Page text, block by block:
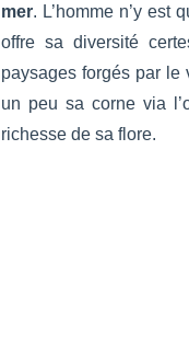
mer. L’homme n’y est
offre sa diversité
paysages forgés par le
un peu sa corne via
richesse de sa flore.